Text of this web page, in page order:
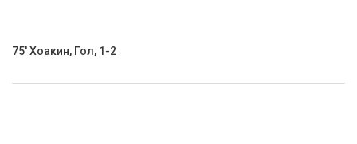
75' Хоакин, Гол, 1-2